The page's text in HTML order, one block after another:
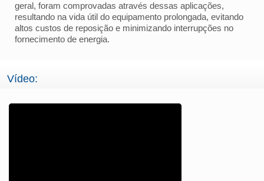
geral, foram comprovadas através dessas aplicações,
resultando na vida útil do equipamento prolongada, evitando
altos custos de reposição e minimizando interrupções no
fornecimento de energia.
Vídeo: